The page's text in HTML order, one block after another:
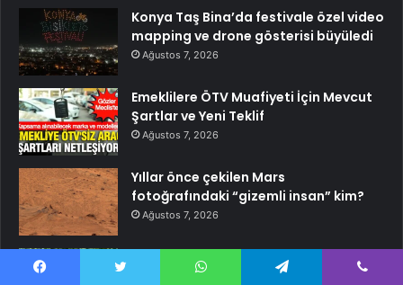
Konya Taş Bina’da festivale özel video
mapping ve drone gösterisi büyüledi
Ağustos 7, 2026
Emeklilere ÖTV Muafiyeti İçin Mevcut
Şartlar ve Yeni Teklif
Ağustos 7, 2026
Yıllar önce çekilen Mars
fotoğrafındaki “gizemli insan” kim?
Ağustos 7, 2026
Daldaki yeşil domatese İcra
Ağustos 7, 2026